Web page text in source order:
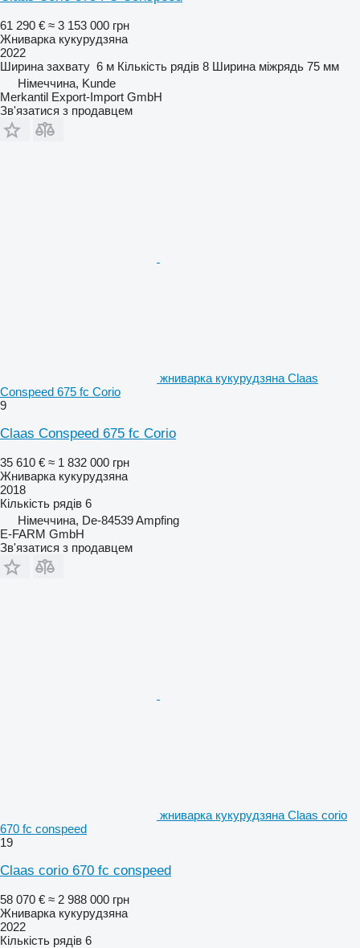
61 290 € ≈ 3 153 000 грн
Жниварка кукурудзяна
2022
Ширина захвату 6 м Кількість рядів 8 Ширина міжрядь 75 мм
Німеччина, Kunde
Merkantil Export-Import GmbH
Зв'язатися з продавцем
жниварка кукурудзяна Claas
Conspeed 675 fc Corio
9
Claas Conspeed 675 fc Corio
35 610 € ≈ 1 832 000 грн
Жниварка кукурудзяна
2018
Кількість рядів 6
Німеччина, De-84539 Ampfing
E-FARM GmbH
Зв'язатися з продавцем
жниварка кукурудзяна Claas corio
670 fc conspeed
19
Claas corio 670 fc conspeed
58 070 € ≈ 2 988 000 грн
Жниварка кукурудзяна
2022
Кількість рядів 6